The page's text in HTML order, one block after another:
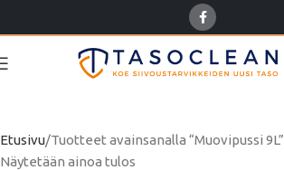
Etusivu Tuotteet avainsanalla “Muovipussi 9L”
Näytetään ainoa tulos